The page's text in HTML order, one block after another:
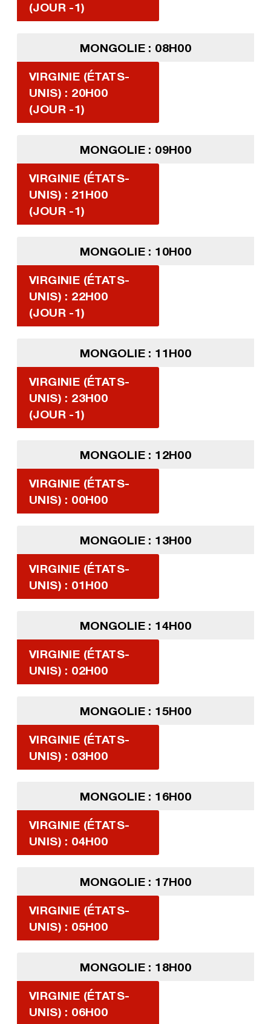
(JOUR -1)
MONGOLIE : 08H00
VIRGINIE (ÉTATS-
UNIS) : 20H00
(JOUR -1)
MONGOLIE : 09H00
VIRGINIE (ÉTATS-
UNIS) : 21H00
(JOUR -1)
MONGOLIE : 10H00
VIRGINIE (ÉTATS-
UNIS) : 22H00
(JOUR -1)
MONGOLIE : 11H00
VIRGINIE (ÉTATS-
UNIS) : 23H00
(JOUR -1)
MONGOLIE : 12H00
VIRGINIE (ÉTATS-
UNIS) : 00H00
MONGOLIE : 13H00
VIRGINIE (ÉTATS-
UNIS) : 01H00
MONGOLIE : 14H00
VIRGINIE (ÉTATS-
UNIS) : 02H00
MONGOLIE : 15H00
VIRGINIE (ÉTATS-
UNIS) : 03H00
MONGOLIE : 16H00
VIRGINIE (ÉTATS-
UNIS) : 04H00
MONGOLIE : 17H00
VIRGINIE (ÉTATS-
UNIS) : 05H00
MONGOLIE : 18H00
VIRGINIE (ÉTATS-
UNIS) : 06H00